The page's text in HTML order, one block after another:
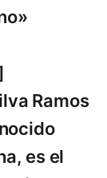
Ramos
es el